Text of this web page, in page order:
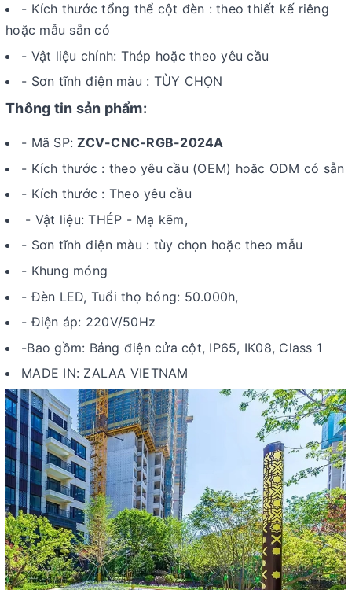
- Kích thước tổng thể cột đèn : theo thiết kế riêng
hoặc mẫu sẵn có
- Vật liệu chính: Thép hoặc theo yêu cầu
- Sơn tĩnh điện màu : TÙY CHỌN
Thông tin sản phẩm:
- Mã SP:ZCV-CNC-RGB-2024A
- Kích thước : theo yêu cầu (OEM) hoăc ODM có sẵn
- Kích thước : Theo yêu cầu
- Vật liệu: THÉP - Mạ kẽm,
- Sơn tĩnh điện màu : tùy chọn hoặc theo mẫu
- Khung móng
- Đèn LED, Tuổi thọ bóng: 50.000h,
-Điện áp: 220V/50Hz
-Bao gồm: Bảng điện cửa cột, IP65, IK08, Class 1
MADE IN: ZALAA VIETNAM